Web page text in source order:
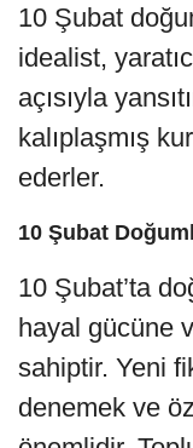
10 Şubat
idealist,
açısıyla
kalıplaşmış
ederler.
10 Şubat
10 Şubat’ta
hayal gücüne
sahiptir. Yeni
denemek ve